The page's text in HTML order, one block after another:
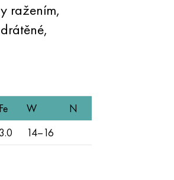
ražením,
Fe W
N
3.0 14–16